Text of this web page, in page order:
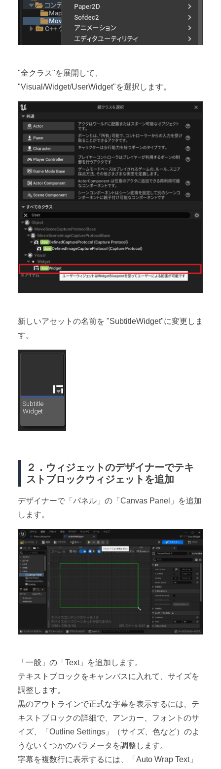
"全クラス"を展開して、
"Visual/Widget/UserWidget"を選択します。
新しいアセットの名前を "SubtitleWidget"に変更しま
す。
２．ウィジェットのデザイナーでテキ
ストブロックウィジェットを追加
デザイナーで「パネル」の「Canvas Panel」を追加
します。
「一般」の「Text」を追加します。
テキストブロックをキャンバスに入れて、サイズを
調整します。
黒のアウトラインで正式な字幕を表示するには、テ
キストブロックの詳細で、アンカー、フォントのサ
イズ、「Outline Settings」（サイズ、色など）のよ
うないくつかのパラメータを調整します。
字幕を複数行に表示するには、「Auto Wrap Text」